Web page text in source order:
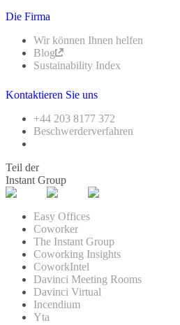
Die Firma
Wir können Ihnen helfen
Blog
Sustainability Index
Kontaktieren Sie uns
+44 203 8177 372
Beschwerderverfahren
Teil der
Instant Group
Easy Offices
Coworker
The Instant Group
Coworking Insights
CoworkIntel
Davinci Meeting Rooms
Davinci Virtual
Incendium
Yta